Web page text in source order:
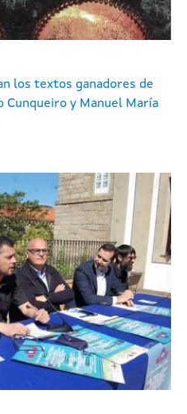
los textos ganadores de
y Manuel María